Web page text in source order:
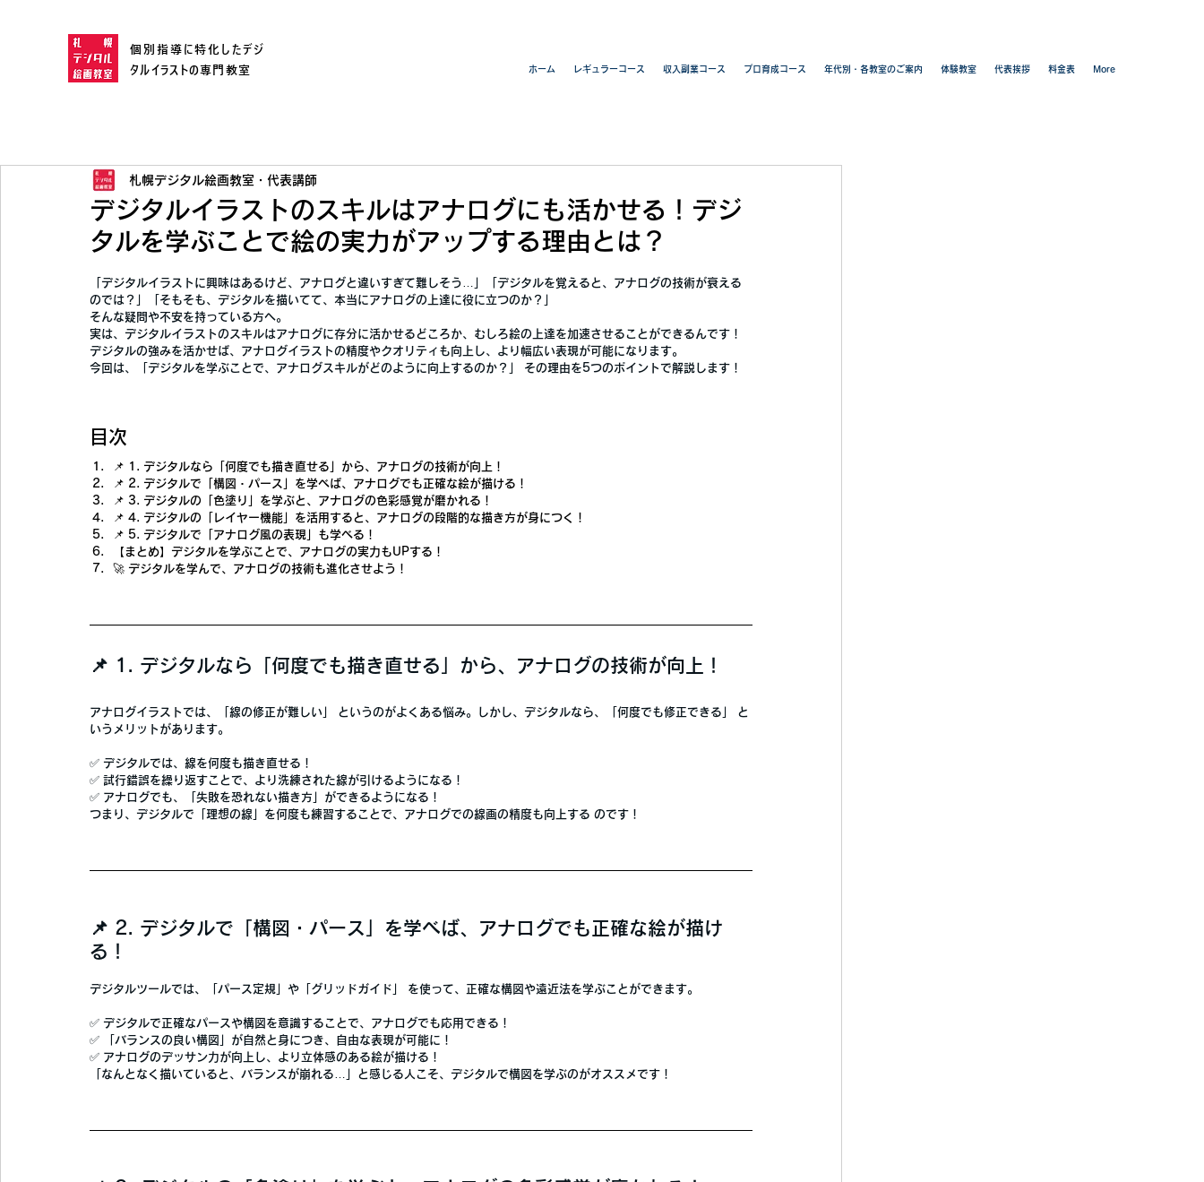
個別指導に特化したデジ
タルイラストの専門教室
ホーム レギュラーコース 収入副業コース プロ育成コース 年代別・各教室のご案内 体験教室 代表挨拶 料金表 More
デジタルイラストのスキルはアナログにも活かせる！デジ
タルを学ぶことで絵の実力がアップする理由とは？
札幌デジタル絵画教室・代表講師
「デジタルイラストに興味はあるけど、アナログと違いすぎて難しそう…」「デジタルを覚えると、アナログの技術が衰える
のでは？」「そもそも、デジタルを描いてて、本当にアナログの上達に役に立つのか？」
そんな疑問や不安を持っている方へ。
実は、 デジタルイラストのスキルはアナログに存分に活かせるどころか、 むしろ絵の上達を加速させることができるんです！
デジタルの強みを活かせば、 アナログイラストの精度やクオリティも向上し、より幅広い表現が可能になります。
今回は、
「デジタルを学ぶことで、アナログスキルがどのように向上するのか？」 その理由を5つのポイントで解説します！
目次
📌 1. デジタルなら「何度でも描き直せる」から、アナログの技術が向上！
📌 2. デジタルで「構図・パース」を学べば、アナログでも正確な絵が描ける！
📌 3. デジタルの「色塗り」を学ぶと、アナログの色彩感覚が磨かれる！
📌 4. デジタルの「レイヤー機能」を活用すると、アナログの段階的な描き方が身につく！
📌 5. デジタルで「アナログ風の表現」も学べる！
【まとめ】デジタルを学ぶことで、アナログの実力もUPする！
🚀 デジタルを学んで、アナログの技術も進化させよう！
📌 1. デジタルなら「何度でも描き直せる」から、アナログの技術が向上！
アナログイラストでは、 「線の修正が難しい」 というのがよくある悩み。しかし、デジタルなら、 「何度でも修正できる」
と
いうメリットがあります。
✅ デジタルでは、線を何度も描き直せる！
✅ 試行錯誤を繰り返すことで、より洗練された線が引けるようになる！
✅ アナログでも、「失敗を恐れない描き方」ができるようになる！
つまり、 デジタルで「理想の線」を何度も練習することで、アナログでの線画の精度も向上する のです！
📌 2. デジタルで「構図・パース」を学べば、アナログでも正確な絵が描け
る！
デジタルツールでは、 「パース定規」や「グリッドガイド」 を使って、正確な構図や遠近法を学ぶことができます。
✅ デジタルで正確なパースや構図を意識することで、アナログでも応用できる！
✅
「バランスの良い構図」が自然と身につき、自由な表現が可能に！
✅ アナログのデッサン力が向上し、より立体感のある絵が描ける！
「なんとなく描いていると、バランスが崩れる…」と感じる人こそ、デジタルで構図を学ぶのがオススメです！